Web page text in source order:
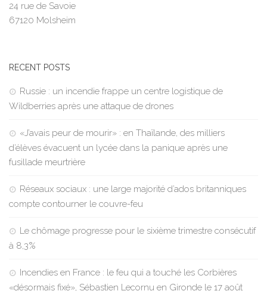
24 rue de Savoie
67120 Molsheim
RECENT POSTS
Russie : un incendie frappe un centre logistique de
Wildberries après une attaque de drones
«J’avais peur de mourir» : en Thaïlande, des milliers
d’élèves évacuent un lycée dans la panique après une
fusillade meurtrière
Réseaux sociaux : une large majorité d’ados britanniques
compte contourner le couvre-feu
Le chômage progresse pour le sixième trimestre consécutif
à 8,3%
Incendies en France : le feu qui a touché les Corbières
«désormais fixé», Sébastien Lecornu en Gironde le 17 août